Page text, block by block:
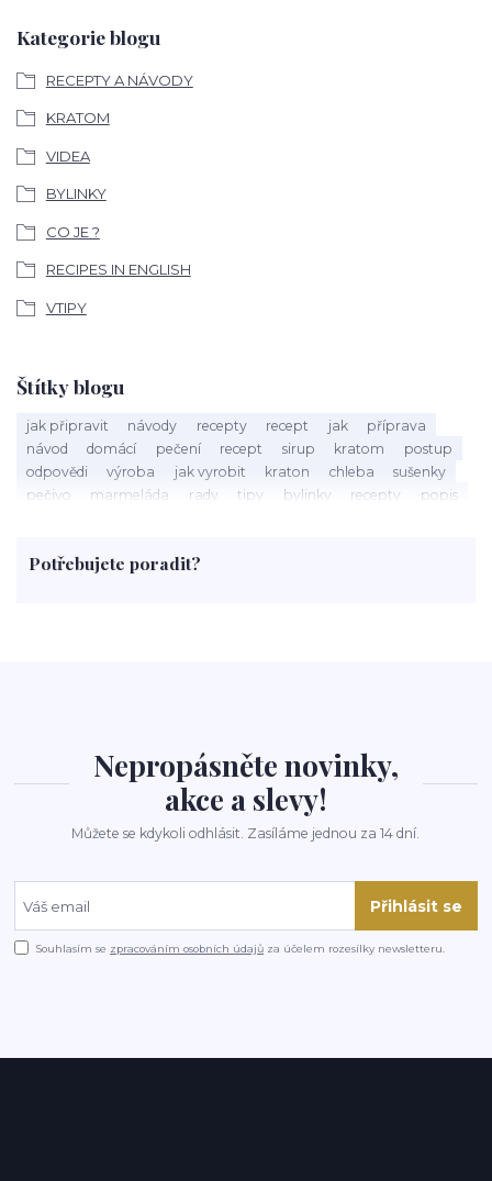
Kategorie blogu
RECEPTY A NÁVODY
KRATOM
VIDEA
BYLINKY
CO JE ?
RECIPES IN ENGLISH
VTIPY
Štítky blogu
jak připravit návody recepty recept jak
příprava
návod
domácí pečení recept sirup kratom
postup
odpovědi
výroba jak vyrobit kraton chleba
sušenky
pečivo
marmeláda rady tipy bylinky recepty
popis
rohlíky
grilování čaj
Potřebujete poradit?
Nepropásněte novinky,
akce a slevy!
Můžete se kdykoli odhlásit. Zasíláme jednou za 14 dní.
Přihlásit se
Souhlasím se zpracováním osobních údajů za účelem rozesílky newsletteru.